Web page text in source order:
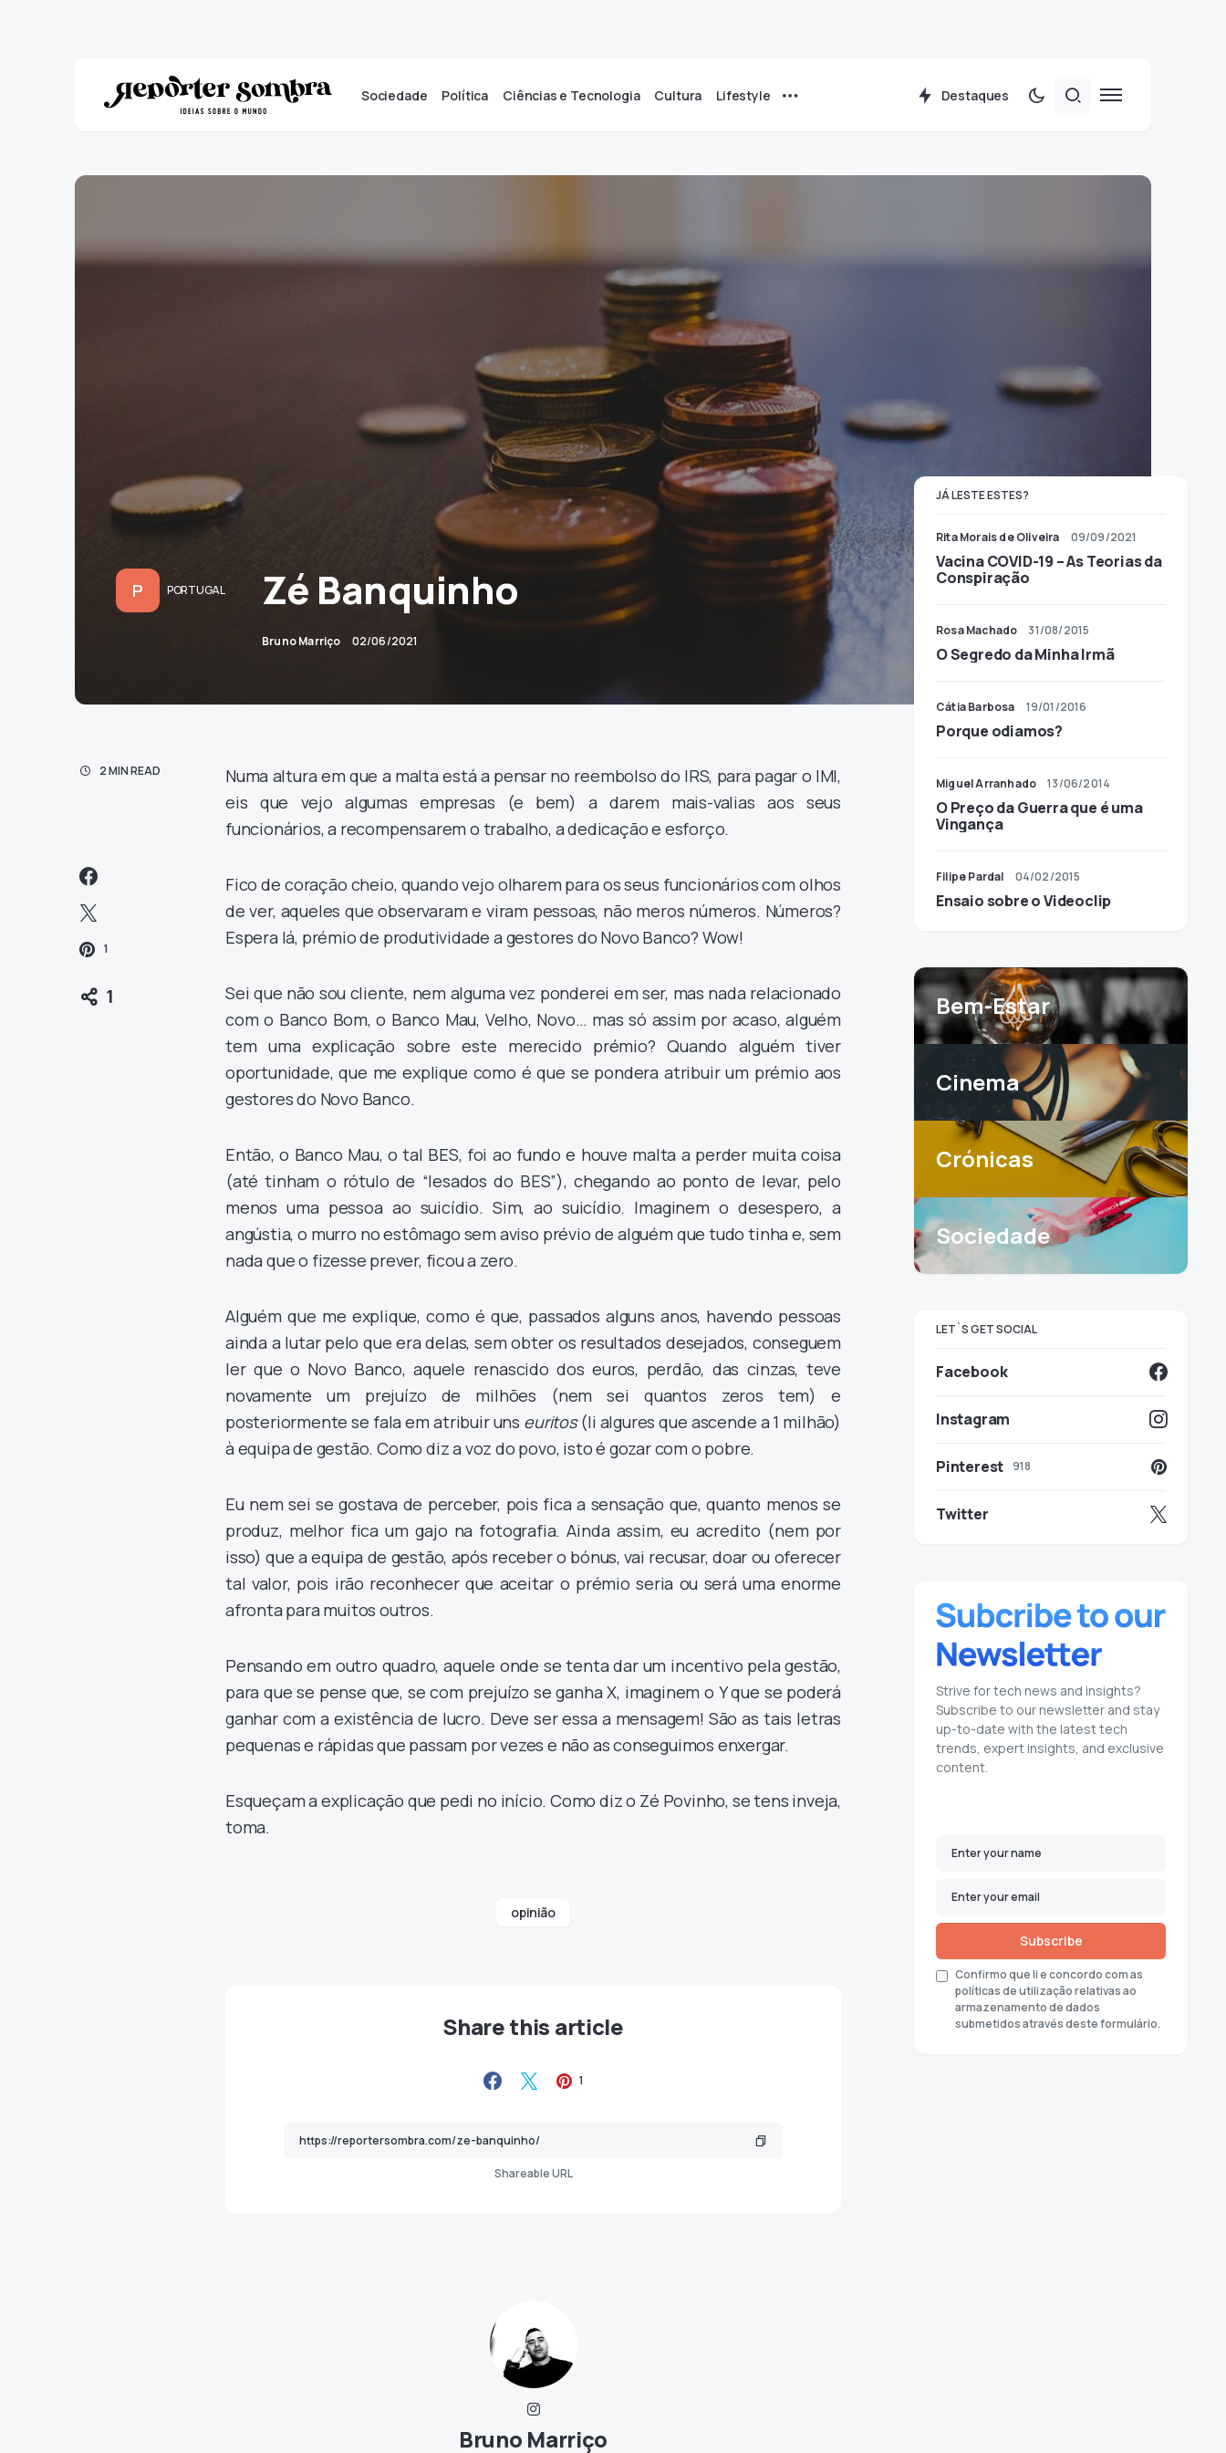
Sociedade Política Ciências e Tecnologia Cultura Lifestyle Destaques
P PORTUGAL Zé Banquinho
Bruno Marriço 02/06/2021
2 MIN READ
1
1
Numa altura em que a malta está a pensar no reembolso do IRS, para pagar o IMI,
eis que vejo algumas empresas (e bem) a darem mais-valias aos seus
funcionários, a recompensarem o trabalho, a dedicação e esforço.
Fico de coração cheio, quando vejo olharem para os seus funcionários com olhos
de ver, aqueles que observaram e viram pessoas, não meros números. Números?
Espera lá, prémio de produtividade a gestores do Novo Banco? Wow!
Sei que não sou cliente, nem alguma vez ponderei em ser, mas nada relacionado
com o Banco Bom, o Banco Mau, Velho, Novo… mas só assim por acaso, alguém
tem uma explicação sobre este merecido prémio? Quando alguém tiver
oportunidade, que me explique como é que se pondera atribuir um prémio aos
gestores do Novo Banco.
Então, o Banco Mau, o tal BES, foi ao fundo e houve malta a perder muita coisa
(até tinham o rótulo de “lesados do BES”), chegando ao ponto de levar, pelo
menos uma pessoa ao suicídio. Sim, ao suicídio. Imaginem o desespero, a
angústia, o murro no estômago sem aviso prévio de alguém que tudo tinha e, sem
nada que o fizesse prever, ficou a zero.
Alguém que me explique, como é que, passados alguns anos, havendo pessoas
ainda a lutar pelo que era delas, sem obter os resultados desejados, conseguem
ler que o Novo Banco, aquele renascido dos euros, perdão, das cinzas, teve
novamente um prejuízo de milhões (nem sei quantos zeros tem) e
posteriormente se fala em atribuir uns euritos(li algures que ascende a 1 milhão)
à equipa de gestão. Como diz a voz do povo, isto é gozar com o pobre.
Eu nem sei se gostava de perceber, pois fica a sensação que, quanto menos se
produz, melhor fica um gajo na fotografia. Ainda assim, eu acredito (nem por
isso) que a equipa de gestão, após receber o bónus, vai recusar, doar ou oferecer
tal valor, pois irão reconhecer que aceitar o prémio seria ou será uma enorme
afronta para muitos outros.
Pensando em outro quadro, aquele onde se tenta dar um incentivo pela gestão,
para que se pense que, se com prejuízo se ganha X, imaginem o Y que se poderá
ganhar com a existência de lucro. Deve ser essa a mensagem! São as tais letras
pequenas e rápidas que passam por vezes e não as conseguimos enxergar.
Esqueçam a explicação que pedi no início. Como diz o Zé Povinho, se tens inveja,
toma.
opinião
Share this article
1
Shareable URL
Bruno Marriço
JÁ LESTE ESTES?
Rita Morais de Oliveira 09/09/2021
Vacina COVID-19 – As Teorias da
Conspiração
Rosa Machado 31/08/2015
O Segredo da Minha Irmã
Cátia Barbosa 19/01/2016
Porque odiamos?
Miguel Arranhado 13/06/2014
O Preço da Guerra que é uma
Vingança
Filipe Pardal 04/02/2015
Ensaio sobre o Videoclip
Bem-Estar
Cinema
Crónicas
Sociedade
LET`S GET SOCIAL
Facebook
Instagram
Pinterest 918
Twitter
Strive for tech news and insights?
Subscribe to our newsletter and stay
up-to-date with the latest tech
trends, expert insights, and exclusive
content.
Subscribe
Confirmo que li e concordo com as
políticas de utilização relativas ao
armazenamento de dados
submetidos através deste formulário.